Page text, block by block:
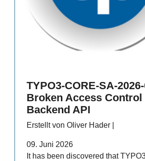
TYPO3-CORE-SA-
Broken Access Control
Backend API
Erstellt von Oliver Hader |
09. Juni 2026
It has been discovered that